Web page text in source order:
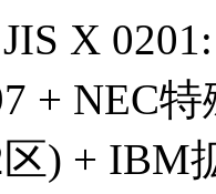
X
+ NEC
) + IBM